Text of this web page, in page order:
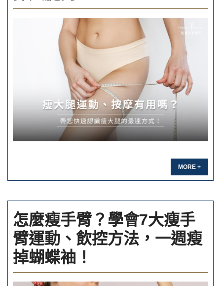
MORE +
怎麼瘦手臂？學會7大瘦手
臂運動、飲控方法，一週瘦
掉蝴蝶袖！